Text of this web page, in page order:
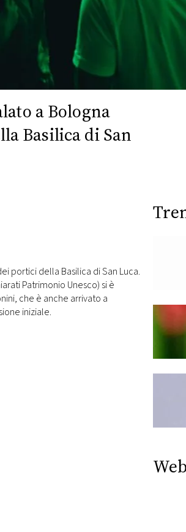
a Bologna
Basilica di San
portici della Basilica di San Luca.
Patrimonio Unesco) si è
che è anche arrivato a
iniziale.